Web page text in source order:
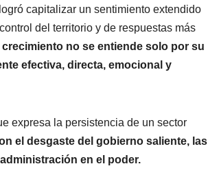
capitalizar un sentimiento extendido
del territorio y de respuestas más
crecimiento no se entiende solo por su
efectiva, directa, emocional y
expresa la persistencia de un sector
el desgaste del gobierno saliente, las
en el poder.